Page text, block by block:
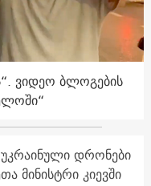
ვიდეო ბლოგების
უკრაინული დრონები
მინისტრი კიევში